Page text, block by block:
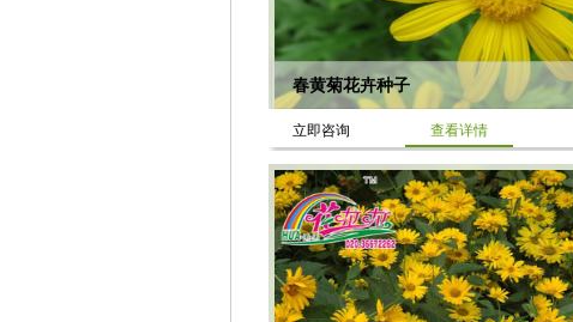
春黄菊花卉种子
立即咨询 查看详情